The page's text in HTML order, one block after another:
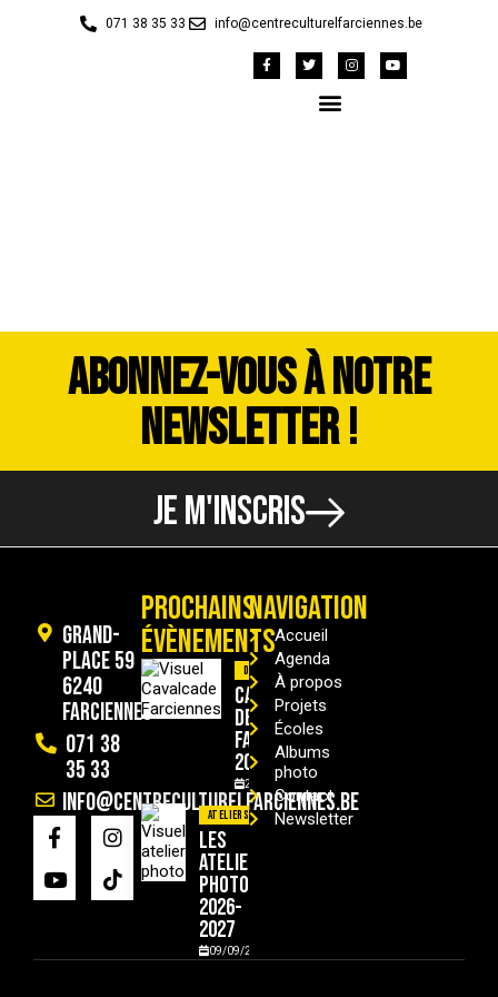
071 38 35 33 info@centreculturelfarciennes.be
ABONNEZ-VOUS À NOTRE
NEWSLETTER !
JE M'INSCRIS
Grand-
Place 59
6240
Farciennes
071 38
35 33
info@centreculturelfarciennes.be
PROCHAINS
ÉVÈNEMENTS
Divers
Cavalcade
de
Farciennes
2026
29/08/2026
Ateliers
Les
ateliers
photo
2026-
2027
09/09/2026
NAVIGATION
Accueil
Agenda
À propos
Projets
Écoles
Albums
photo
Contact
Newsletter